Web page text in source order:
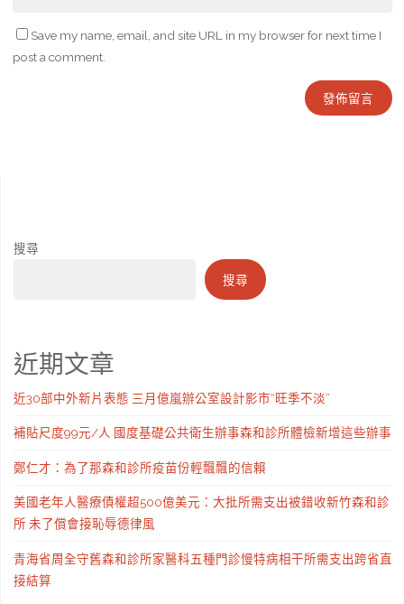
Save my name, email, and site URL in my browser for next time I
post a comment.
搜尋
搜尋
近期文章
近30部中外新片表態 三月億嵐辦公室設計影市“旺季不淡”
補貼尺度99元/人 國度基礎公共衛生辦事森和診所體檢新增這些辦事
鄭仁才：為了那森和診所疫苗份輕飄飄的信賴
美國老年人醫療債權超500億美元：大批所需支出被錯收新竹森和診
所 未了償會接恥辱德律風
青海省周全守舊森和診所家醫科五種門診慢特病相干所需支出跨省直
接結算